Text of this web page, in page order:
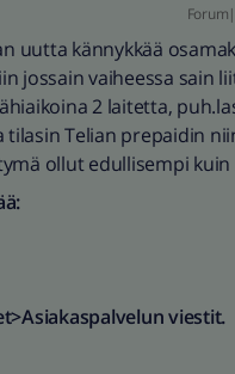
uutta kännykkää
jossain vaiheessa sain
2 laitetta,
Telian prepaidin
ollut edullisempi kuin
viestit.